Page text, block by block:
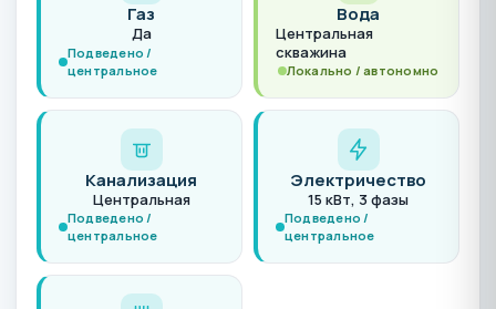
Газ
Да
Подведено /
центральное
Вода
Центральная
скважина
Локально / автономно
Канализация
Центральная
Подведено /
центральное
Электричество
15 кВт, 3 фазы
Подведено /
центральное